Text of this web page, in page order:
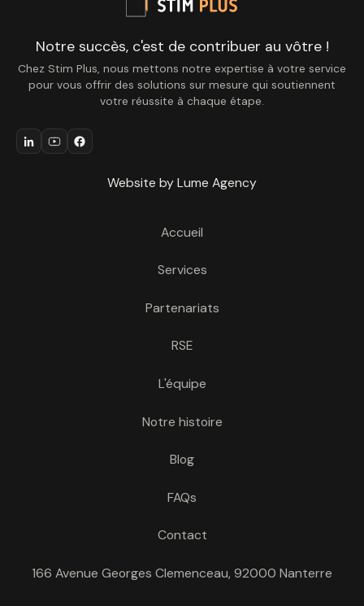
Notre succès, c'est de contribuer au vôtre !
Chez Stim Plus, nous mettons notre expertise à votre service
pour vous offrir des solutions sur mesure qui soutiennent
votre réussite à chaque étape.
Website by Lume Agency
Accueil
Services
Partenariats
RSE
L'équipe
Notre histoire
Blog
FAQs
Contact
166 Avenue Georges Clemenceau, 92000 Nanterre